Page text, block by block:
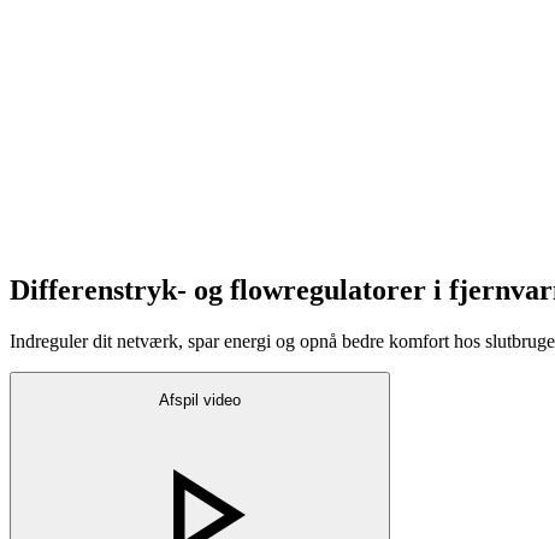
Differenstryk- og flowregulatorer i
Indreguler dit netværk, spar energi og opnå bedre komfort hos
Afspil video